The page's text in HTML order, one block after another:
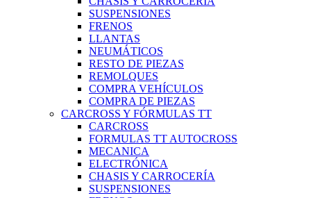
SUSPENSIONES
FRENOS
LLANTAS
NEUMÁTICOS
RESTO DE PIEZAS
REMOLQUES
COMPRA VEHÍCULOS
COMPRA DE PIEZAS
CARCROSS Y FÓRMULAS TT
CARCROSS
FORMULAS TT AUTOCROSS
MECANICA
ELECTRÓNICA
CHASIS Y CARROCERÍA
SUSPENSIONES